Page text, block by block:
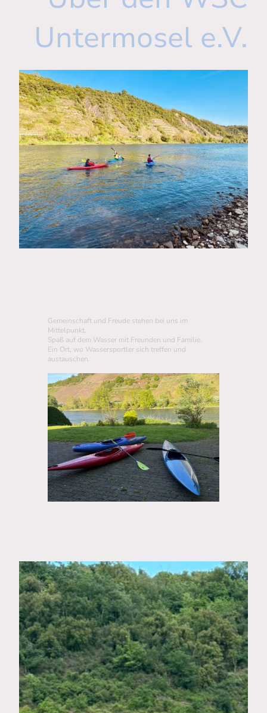
Untermosel e.V.
Gemeinschaft und Freude stehen bei uns im
Mittelpunkt.
Spaß auf dem Wasser mit Freunden und Familie.
Ein Ort, wo Wassersportler sich treffen und
austauschen.